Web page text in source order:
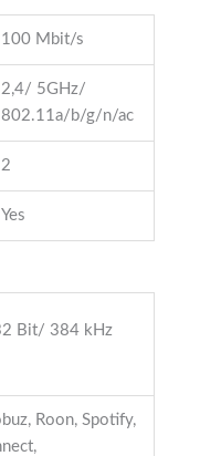
100 Mbit/s
2,4/ 5GHz/
802.11a/b/g/n/ac
2
Yes
Bit/ 384 kHz
Roon, Spotify,